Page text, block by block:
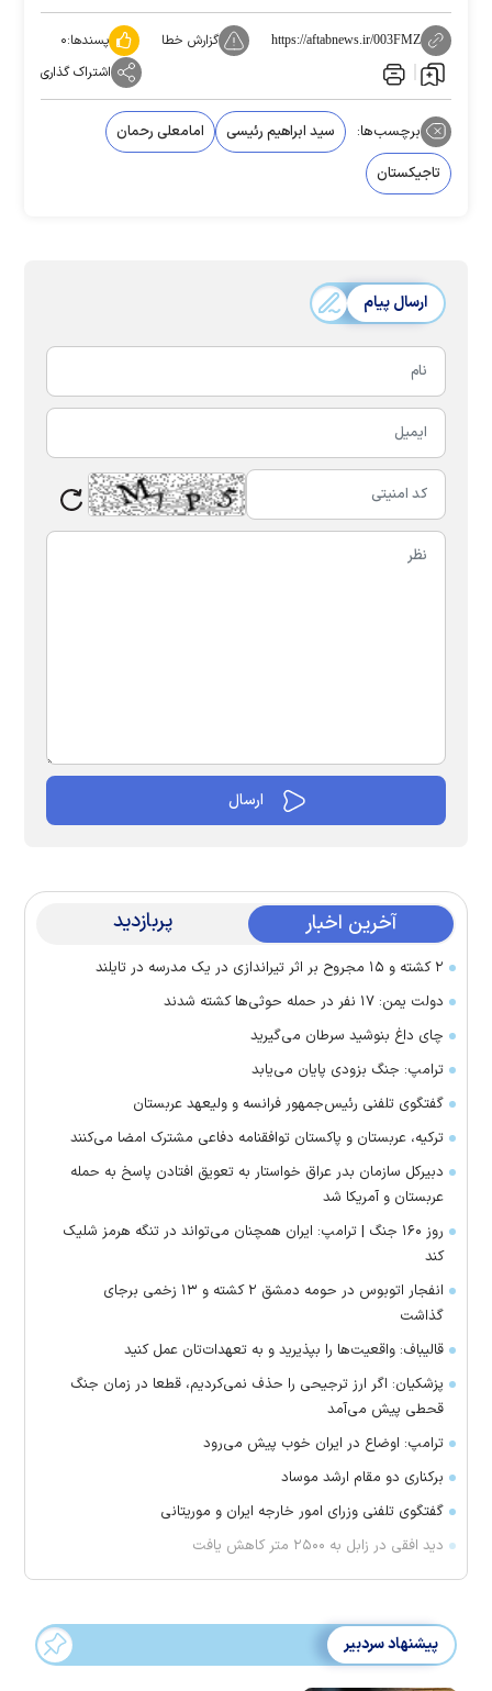
https://aftabnews.ir/003FMZ گزارش خطا پسندها:۰
اشتراک گذاری
برچسب‌ها: سید ابراهیم رئیسی
امامعلی رحمان
تاجیکستان
ارسال پیام
آخرین اخبار پربازدید
۲ کشته و ۱۵ مجروح بر اثر تیراندازی در یک مدرسه در تایلند
دولت یمن: ۱۷ نفر در حمله حوثی‌ها کشته شدند
چای داغ بنوشید سرطان می‌گیرید
ترامپ: جنگ بزودی پایان می‌یابد
گفتگوی تلفنی رئیس‌جمهور فرانسه و ولیعهد عربستان
ترکیه، عربستان و پاکستان توافقنامه دفاعی مشترک امضا می‌کنند
دبیرکل سازمان بدر عراق خواستار به تعویق افتادن پاسخ به حمله
عربستان و آمریکا شد
روز ۱۶۰ جنگ | ترامپ: ایران همچنان می‌تواند در تنگه هرمز شلیک
کند
انفجار اتوبوس در حومه دمشق ۲ کشته و ۱۳ زخمی برجای
گذاشت
قالیباف: واقعیت‌ها را بپذیرید و به تعهدات‌تان عمل کنید
پزشکیان: اگر ارز ترجیحی را حذف نمی‌کردیم، قطعا در زمان جنگ
قحطی پیش می‌آمد
ترامپ: اوضاع در ایران خوب پیش می‌رود
برکناری دو مقام ارشد موساد
گفتگوی تلفنی وزرای امور خارجه ایران و موریتانی
دید افقی در زابل به ۲۵۰۰ متر کاهش یافت
پیشنهاد سردبیر